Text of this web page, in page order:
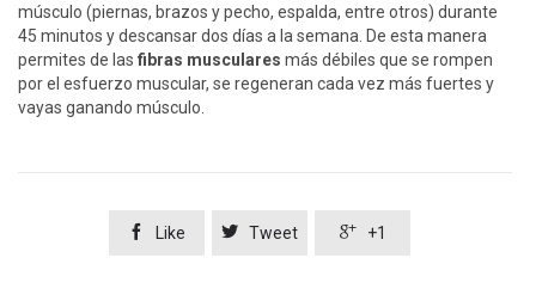
músculo (piernas, brazos y pecho, espalda, entre otros) durante
45 minutos y descansar dos días a la semana. De esta manera
permites de las fibras musculares más débiles que se rompen
por el esfuerzo muscular, se regeneran cada vez más fuertes y
vayas ganando músculo.
 Like  Tweet  +1